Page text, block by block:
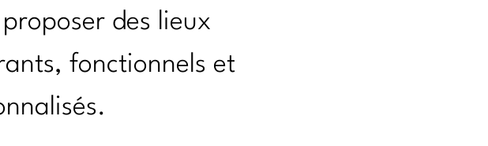
des lieux
fonctionnels et